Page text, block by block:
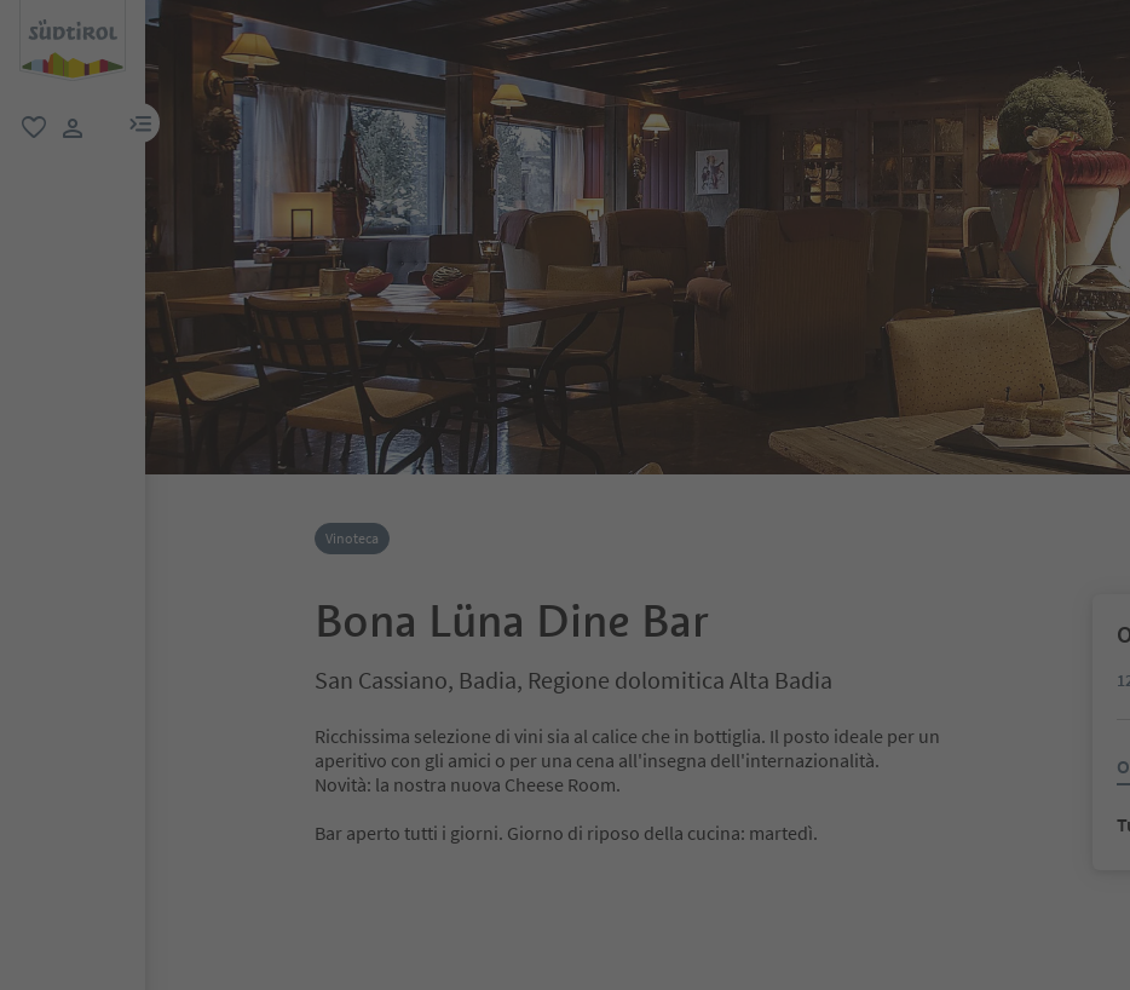
menu link
Vinoteca
Bona Lüna Dine Bar
San Cassiano, Badia, Regione dolomitica Alta Badia
Ricchissima selezione di vini sia al calice che in bottiglia. Il posto ideale per un
aperitivo con gli amici o per una cena all'insegna dell'internazionalità.
Novità: la nostra nuova Cheese Room.
Bar aperto tutti i giorni. Giorno di riposo della cucina: martedì.